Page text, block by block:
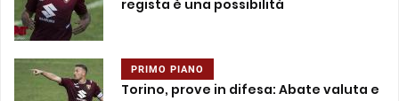
regista è una possibilità
PRIMO PIANO
Torino, prove in difesa: Abate valuta e